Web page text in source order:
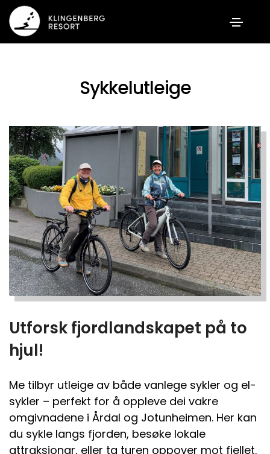
Sykkelutleige
Utforsk fjordlandskapet på to
hjul!
Me tilbyr utleige av både vanlege sykler og el-
sykler – perfekt for å oppleve dei vakre
omgivnadene i Årdal og Jotunheimen. Her kan
du sykle langs fjorden, besøke lokale
attraksjonar, eller ta turen oppover mot fjellet.